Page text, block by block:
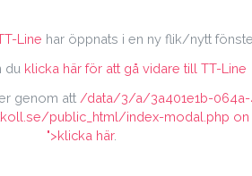
Line har öppnats i en ny flik/nytt
du klicka här för att gå vidare till TT-Line
genom att /data/3/a/3a401e1b-064a-
public_html/index-modal.php on
">klicka här.